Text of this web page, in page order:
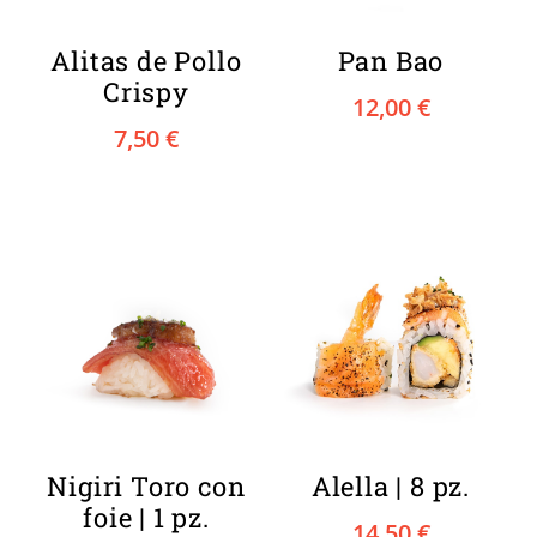
Alitas de Pollo
Crispy
7,50€
Pan Bao
12,00€
Nigiri Toro con
foie | 1 pz.
Alella | 8 pz.